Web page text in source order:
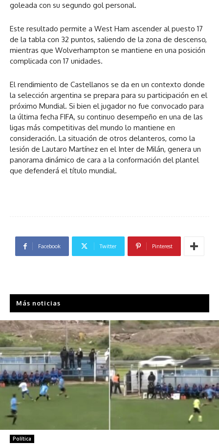
goleada con su segundo gol personal.
Este resultado permite a West Ham ascender al puesto 17
de la tabla con 32 puntos, saliendo de la zona de descenso,
mientras que Wolverhampton se mantiene en una posición
complicada con 17 unidades.
El rendimiento de Castellanos se da en un contexto donde
la selección argentina se prepara para su participación en el
próximo Mundial. Si bien el jugador no fue convocado para
la última fecha FIFA, su continuo desempeño en una de las
ligas más competitivas del mundo lo mantiene en
consideración. La situación de otros delanteros, como la
lesión de Lautaro Martínez en el Inter de Milán, genera un
panorama dinámico de cara a la conformación del plantel
que defenderá el título mundial.
Facebook Twitter Pinterest
Más noticias
Política